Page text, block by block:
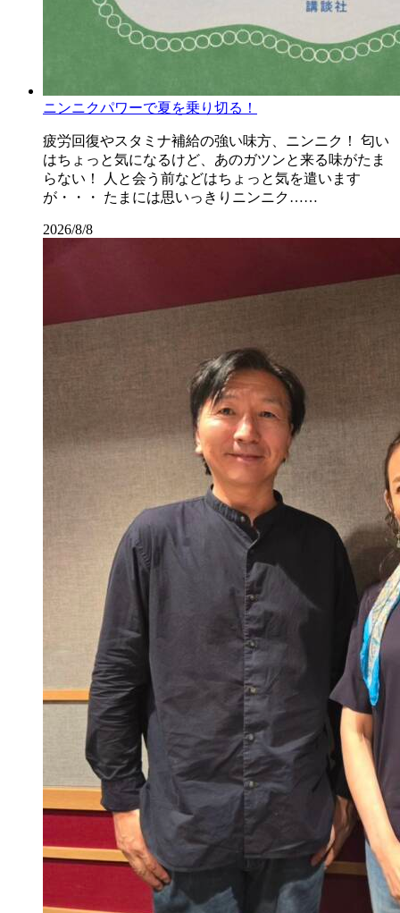
ニンニクパワーで夏を乗り切る！
疲労回復やスタミナ補給の強い味方、ニンニク！ 匂い
はちょっと気になるけど、あのガツンと来る味がたま
らない！ 人と会う前などはちょっと気を遣います
が・・・ たまには思いっきりニンニク……
2026/8/8